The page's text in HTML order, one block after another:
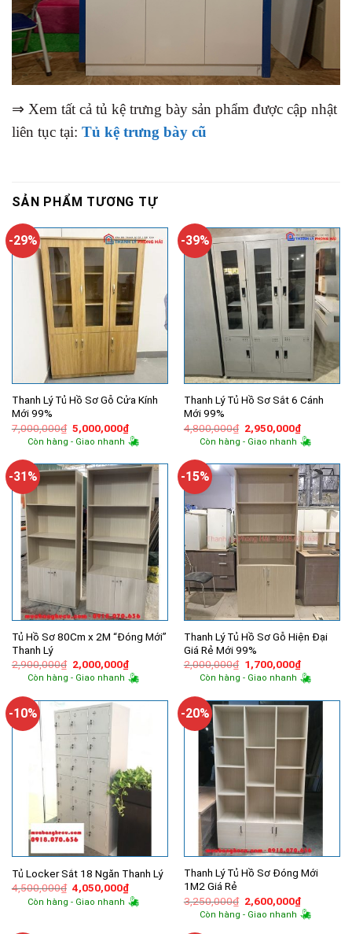
⇒ Xem tất cả tủ kệ trưng bày sản phẩm được cập nhật
liên tục tại: Tủ kệ trưng bày cũ
SẢN PHẨM TƯƠNG TỰ
-29%
Thanh Lý Tủ Hồ Sơ Gỗ Cửa Kính
Mới 99%
7,000,000₫ Giá
gốc
là:
5,000,000₫Giá
hiện
tại
5,000,000₫.
Còn hàng - Giao nhanh
-39%
Thanh Lý Tủ Hồ Sơ Sắt 6 Cánh
Mới 99%
4,800,000₫ Giá
gốc
là:
2,950,000₫Giá
hiện
tại
Còn hàng - Giao nhanh
-31%
Tủ Hồ Sơ 80Cm x 2M “Đóng Mới”
Thanh Lý
2,900,000₫ Giá
gốc
là:
2,000,000₫Giá
hiện
tại
2,000,000₫.
Còn hàng - Giao nhanh
-15%
Thanh Lý Tủ Hồ Sơ Gỗ Hiện Đại
Giá Rẻ Mới 99%
2,000,000₫ Giá
gốc
là:
1,700,000₫Giá
hiện
tại
Còn hàng - Giao nhanh
-10%
Tủ Locker Sắt 18 Ngăn Thanh Lý
4,500,000₫ Giá
gốc
là:
4,050,000₫Giá
hiện
tại
Còn hàng - Giao nhanh
-20%
Thanh Lý Tủ Hồ Sơ Đóng Mới
1M2 Giá Rẻ
3,250,000₫ Giá
gốc
là:
2,600,000₫Giá
hiện
tại
Còn hàng - Giao nhanh